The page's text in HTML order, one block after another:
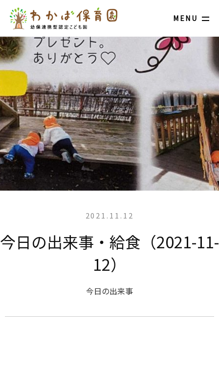
MENU
2021.11.12
今日の出来事・給食（2021-11-
12）
今日の出来事